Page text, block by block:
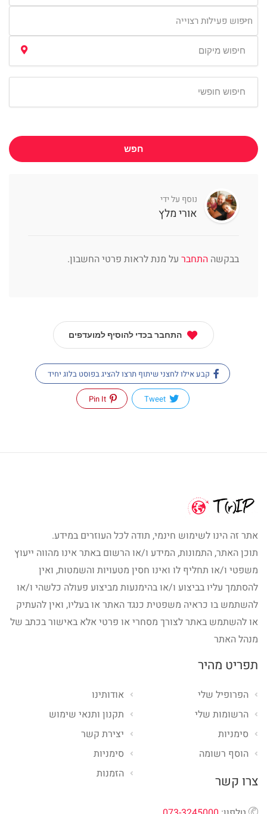
חיפוש פעילות רצוייה
חפש
נוסף על ידי
אורי מלץ
בבקשה התחבר על מנת לראות פרטי החשבון.
התחבר בכדי להוסיף למועדפים
קבע אילו לחצני שיתוף תרצו להציג בפוסט בלוג יחיד
Tweet
Pin It
אתר זה הינו לשימוש חינמי, תודה לכל העוזרים במידע.
תוכן האתר, התמונות, המידע ו/או הרשום באתר אינו מהווה ייעוץ
משפטי ו/או תחליף לו ואינו חסין מטעויות והשמטות, ואין
להסתמך עליו בביצוע ו/או בהימנעות מביצוע פעולה כלשהי ו/או
להשתמש בו כראיה משפטית כנגד האתר או בעליו, ואין להעתיק
או להשתמש באתר לצורך מסחרי או פרטי אלא באישור בכתב של
מנהל האתר
תפריט מהיר
אודותינו
תקנון ותנאי שימוש
יצירת קשר
סימניות
הזמנות
הפרופיל שלי
הרשומות שלי
סימניות
הוסף רשומה
צרו קשר